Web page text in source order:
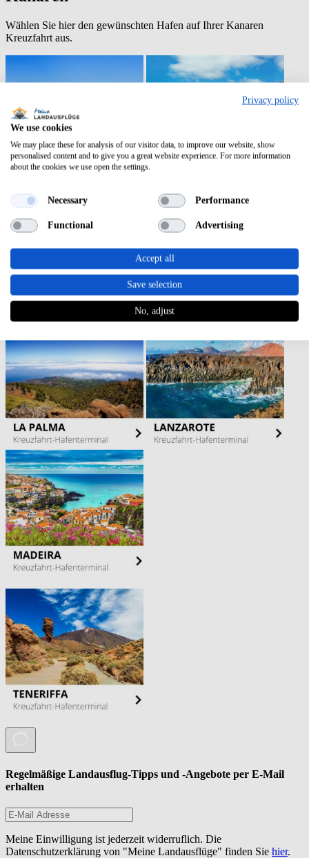
Wählen Sie hier den gewünschten Hafen auf Ihrer Kanaren
Kreuzfahrt aus.
Regelmäßige Landausflug-Tipps und -Angebote per E-Mail
erhalten
Meine Einwilligung ist jederzeit widerruflich. Die
Datenschutzerklärung von "Meine Landausflüge" finden Sie hier.
Privacy policy
We use cookies
We may place these for analysis of our visitor data, to improve our website, show
personalised content and to give you a great website experience. For more information
about the cookies we use open the settings.
Necessary Performance
Functional Advertising
Accept all
Save selection
No, adjust